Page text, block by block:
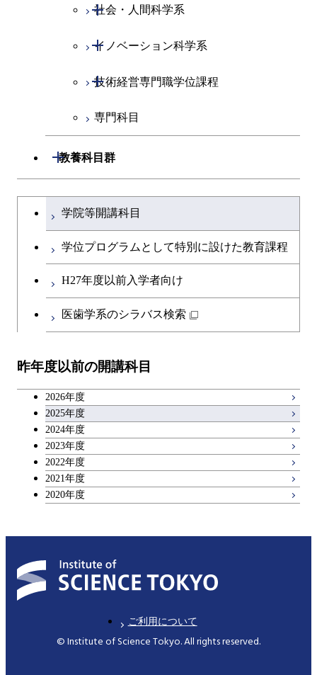
社会・人間科学系
開閉
社会・人間科学コース
イノベーション科学系
開閉
イノベーション科学コース
人間医療科学技術コース
技術経営専門職学位課程
開閉
技術経営専門職学位課程
専門科目
教養科目群
開閉
文系教養科目
英語科目
第二外国語科目
キャリア科目
大学院課程を切り替える
学院等開講科目
学位プログラムとして特別に設けた教育課程
H27年度以前入学者向け
医歯学系のシラバス検索
昨年度以前の開講科目
2026年度
2025年度
2024年度
2023年度
2022年度
2021年度
2020年度
ご利用について
© Institute of Science Tokyo. All rights reserved.